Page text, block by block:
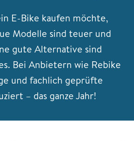
E-Bike kaufen möchte,
Modelle sind teuer und
gute Alternative sind
Bei Anbietern wie Rebike
und fachlich geprüfte
– das ganze Jahr!